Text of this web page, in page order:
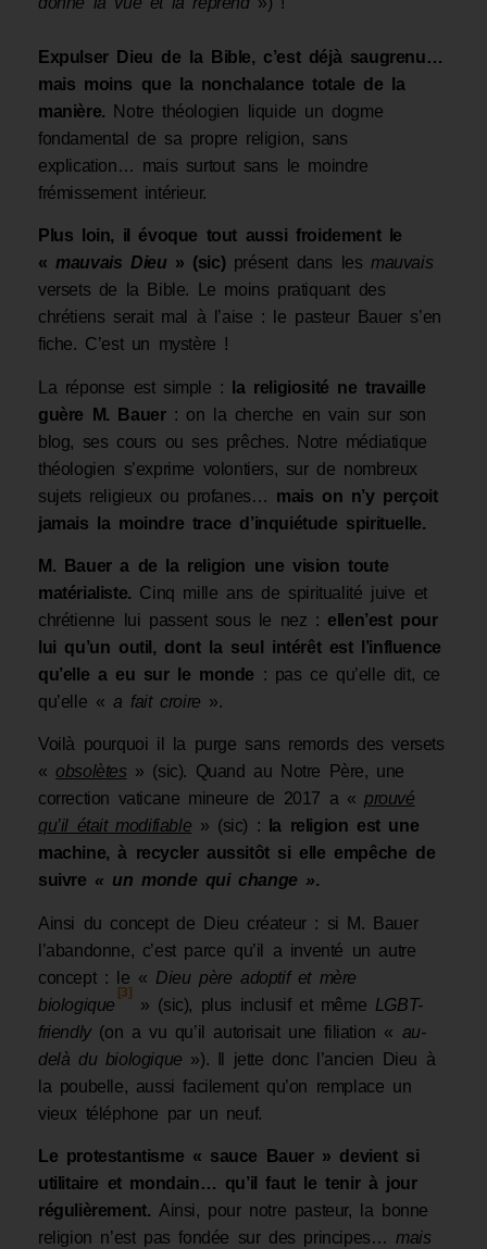
Expulser Dieu de la Bible, c’est déjà saugrenu…
mais moins que la nonchalance totale de la
manière.
Notre théologien liquide un dogme
fondamental de sa propre religion, sans
explication… mais surtout sans le moindre
frémissement intérieur.
Plus loin, il évoque tout aussi froidement le
« mauvais Dieu » (sic) présent dans les mauvais
versets de la Bible. Le moins pratiquant des
chrétiens serait mal à l’aise : le pasteur Bauer s’en
fiche. C’est un mystère !
La réponse est simple :
la religiosité ne travaille
guère M. Bauer : on la cherche en vain sur son
blog, ses cours ou ses prêches. Notre médiatique
théologien s’exprime volontiers, sur de nombreux
sujets religieux ou profanes… mais on n’yperçoit
jamais la moindre trace d’inquiétude spirituelle.
M. Bauer a de la religion une vision toute
matérialiste. Cinq mille ans de spiritualité juive et
chrétienne lui passent sous le nez : e llen’est pour
lui qu’un outil, dont la seul intérêt est l’influence
qu’elle a eu sur le monde : pas ce qu’elle dit, ce
qu’elle « a fait croire ».
Voilà pourquoi il la purge sans remords des versets
« obsolètes » (sic). Quand au Notre Père, une
correction vaticane mineure de 2017 a «prouvé
qu’il était modifiable » (sic) : la religion est une
machine,à recycleraussitôtsi elle empêche de
suivre « un monde qui change ».
Ainsi du concept de Dieu créateur : si M. Bauer
l’abandonne, c’est parce qu’il a inventé un autre
concept : le « Dieu père adoptif et mère
biologique
[3]
» (sic), plus inclusif et même LGBT-
friendly(on a vu qu’il autorisait une filiation « au-
delà du biologique »). Il jette donc l’ancien Dieu à
la poubelle, aussi facilement qu’on remplace un
vieux téléphone par un neuf.
Le protestantisme « sauce Bauer » devient si
utilitaire et mondain… qu’il faut le tenir à jour
régulièrement. Ainsi, pour notre pasteur, la bonne
religion n’est pas fondée sur des principes… mais